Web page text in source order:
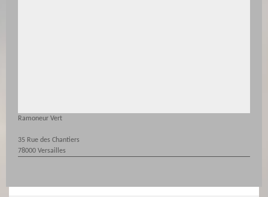
Ramoneur Vert
35 Rue des Chantiers
78000 Versailles